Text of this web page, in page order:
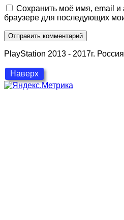
Сохранить моё имя, email и
браузере для последующих
PlayStation 2013 - 2017г. Россия
Наверх